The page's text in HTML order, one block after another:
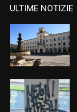
ULTIME NOTIZIE